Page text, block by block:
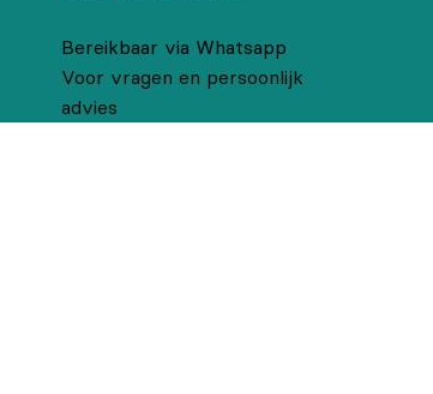
Bereikbaar via Whatsapp
Voor vragen en persoonlijk
advies